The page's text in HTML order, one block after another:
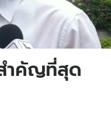
ำคัญที่สุด